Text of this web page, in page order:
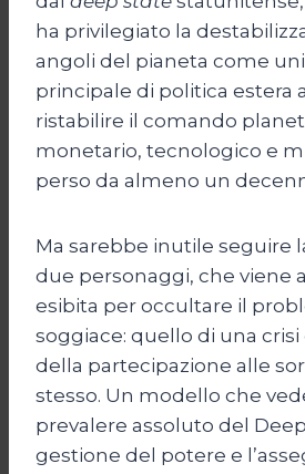
ha privilegiato la
angoli del pianeta come
principale di politica estera
ristabilire il comando
monetario, tecnologico e
perso da almeno un
Ma sarebbe inutile seguire
due personaggi, che viene
esibita per occultare il
soggiace: quello di una
della partecipazione alle
stesso. Un modello che
prevalere assoluto del
gestione del potere e